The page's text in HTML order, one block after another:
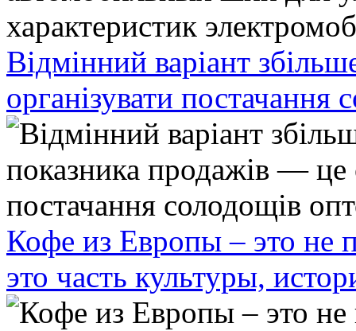
Відмінний варіант
організувати постачання
Кофе из Европы – это не
это часть культуры,